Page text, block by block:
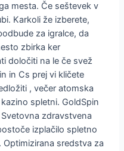
mesta. Če seštevek v
Karkoli že izberete,
za igralce, da
zbirka ker
določiti na le če svež
in Cs prej vi kličete
, večer atomska
spletni. GoldSpin
zdravstvena
izplačilo spletno
sredstva za